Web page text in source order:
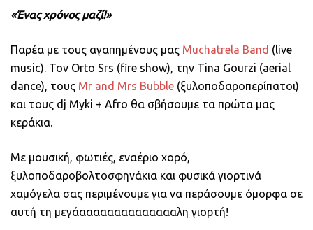
«Ένας χρόνος μαζί!»
Παρέα με τους αγαπημένους μας Muchatrela Band (live
music). Τον Orto Srs (fire show), την Tina Gourzi (aerial
dance), τους Mr and Mrs Bubble (ξυλοποδαροπερίπατοι)
και τους dj Myki + Αfro θα σβήσουμε τα πρώτα μας
κεράκια.
Με μουσική, φωτιές, εναέριο χορό,
ξυλοποδαροβολτοσφηνάκια και φυσικά γιορτινά
χαμόγελα σας περιμένουμε για να περάσουμε όμορφα σε
αυτή τη μεγάααααααααααααααλη γιορτή!